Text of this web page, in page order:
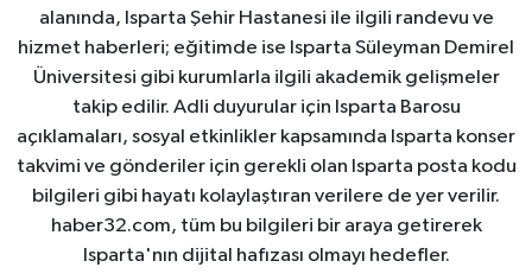
alanında, Isparta Şehir Hastanesi ile ilgili randevu ve
hizmet haberleri; eğitimde ise Isparta Süleyman Demirel
Üniversitesi gibi kurumlarla ilgili akademik gelişmeler
takip edilir. Adli duyurular için Isparta Barosu
açıklamaları, sosyal etkinlikler kapsamında Isparta konser
takvimi ve gönderiler için gerekli olan Isparta posta kodu
bilgileri gibi hayatı kolaylaştıran verilere de yer verilir.
haber32.com, tüm bu bilgileri bir araya getirerek
Isparta'nın dijital hafızası olmayı hedefler.